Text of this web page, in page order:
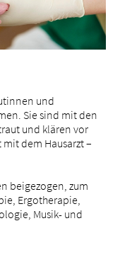
und
Sie sind mit den
und klären vor
dem Hausarzt –
beigezogen, zum
Ergotherapie,
Musik- und